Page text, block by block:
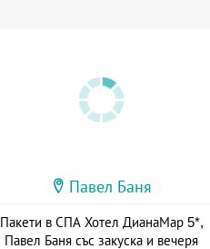
Павел Баня
Пакети в СПА Хотел ДианаМар 5*,
Павел Баня със закуска и вечеря